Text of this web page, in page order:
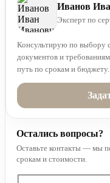
Иванов
Эксперт по
Консультирую по выбору
документов и
путь по срокам и бюджету.
Остались вопросы?
Оставьте контакты — мы
срокам и стоимости.